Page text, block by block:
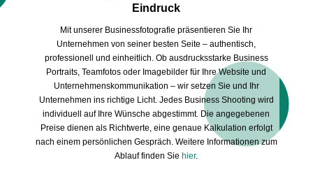
Eindruck
Mit unserer Businessfotografie präsentieren Sie Ihr
Unternehmen von seiner besten Seite – authentisch,
professionell und einheitlich. Ob ausdrucksstarke Business
Portraits, Teamfotos oder Imagebilder für Ihre Website und
Unternehmenskommunikation – wir setzen Sie und Ihr
Unternehmen ins richtige Licht. Jedes Business Shooting wird
individuell auf Ihre Wünsche abgestimmt. Die angegebenen
Preise dienen als Richtwerte, eine genaue Kalkulation erfolgt
nach einem persönlichen Gespräch. Weitere Informationen zum
Ablauf finden Sie hier.